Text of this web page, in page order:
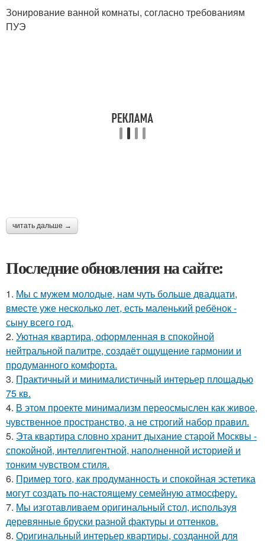
Зонирование ванной комнаты, согласно требованиям
ПУЭ
читать дальше →
Последние обновления на сайте:
1. Мы с мужем молодые, нам чуть больше двадцати,
вместе уже несколько лет, есть маленький ребёнок -
сыну всего год.
2. Уютная квартира, оформленная в спокойной
нейтральной палитре, создаёт ощущение гармонии и
продуманного комфорта.
3. Практичный и минималистичный интерьер площадью
75 кв.
4. В этом проекте минимализм переосмыслен как живое,
чувственное пространство, а не строгий набор правил.
5. Эта квартира словно хранит дыхание старой Москвы -
спокойной, интеллигентной, наполненной историей и
тонким чувством стиля.
6. Пример того, как продуманность и спокойная эстетика
могут создать по-настоящему семейную атмосферу.
7. Мы изготавливаем оригинальный стол, используя
деревянные бруски разной фактуры и оттенков.
8. Оригинальный интерьер квартиры, созданной для